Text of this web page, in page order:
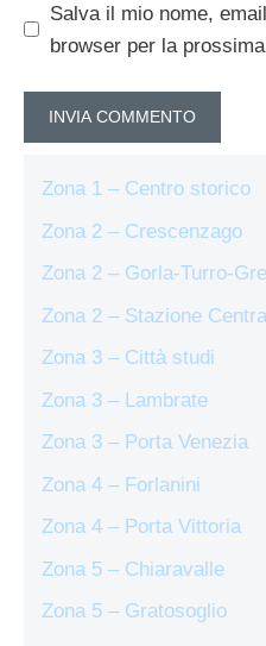
Salva il mio nome,
browser per la
Zona 1 – Centro storico
Zona 2 – Crescenzago
Zona 2 – Gorla-Turro-
Zona 2 – Stazione
Zona 3 – Città studi
Zona 3 – Lambrate
Zona 3 – Porta Venezia
Zona 4 – Forlanini
Zona 4 – Porta Vittoria
Zona 5 – Chiaravalle
Zona 5 – Gratosoglio